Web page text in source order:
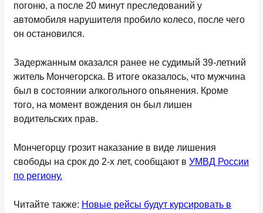
погоню, а после 20 минут преследований у
автомобиля нарушителя пробило колесо, после чего
он остановился.
Задержанным оказался ранее не судимый 39-летний
житель Мончегорска. В итоге оказалось, что мужчина
был в состоянии алкогольного опьянения. Кроме
того, на момент вождения он был лишен
водительских прав.
Мончегорцу грозит наказание в виде лишения
свободы на срок до 2-х лет, сообщают в УМВД России
по региону.
Читайте также: Новые рейсы будут курсировать в